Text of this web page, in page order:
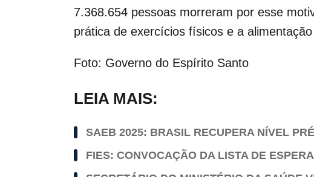
7.368.654 pessoas morreram por esse
prática de exercícios físicos e a
Foto: Governo do Espírito Santo
LEIA MAIS:
SAEB 2025: BRASIL RECUPERA NÍVEL
FIES: CONVOCAÇÃO DA LISTA DE